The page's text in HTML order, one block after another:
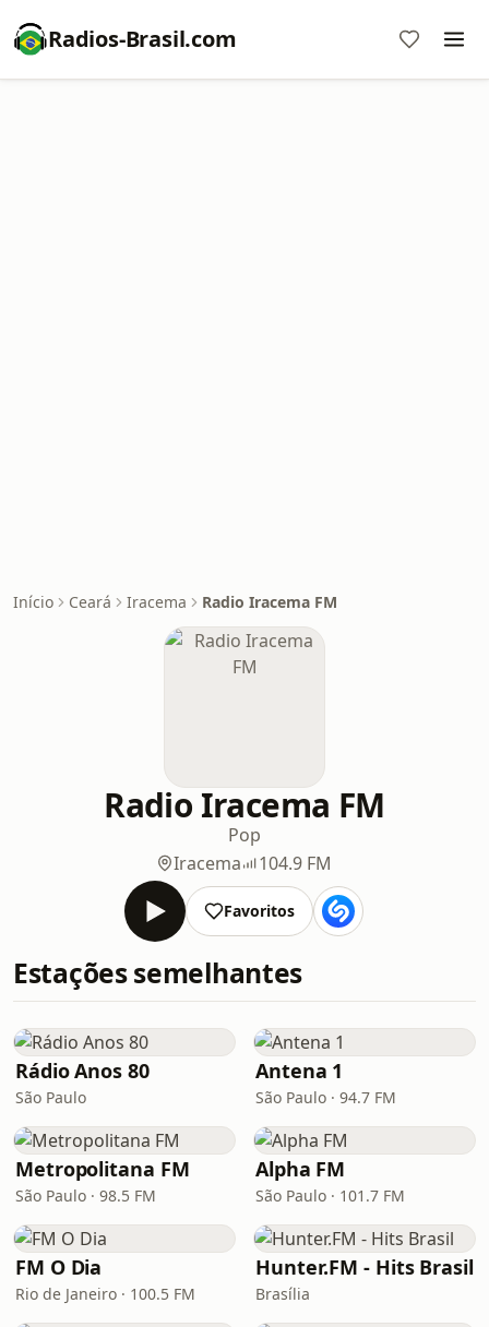
Radios-Brasil.com
Início Ceará Iracema Radio Iracema FM
Radio Iracema FM
Pop
Iracema
104.9 FM
Favoritos
Estações semelhantes
Rádio Anos 80
São Paulo
Antena 1
São Paulo · 94.7 FM
Metropolitana FM
São Paulo · 98.5 FM
Alpha FM
São Paulo · 101.7 FM
FM O Dia
Rio de Janeiro · 100.5 FM
Hunter.FM - Hits Brasil
Brasília